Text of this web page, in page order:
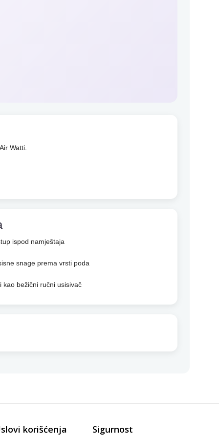
Watti.
ispod namještaja
snage prema vrsti poda
kao bežični ručni usisivač
korišćenja Sigurnost